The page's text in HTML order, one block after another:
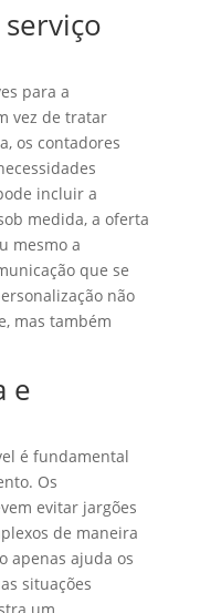
para a
vez de tratar
os contadores
incluir a
medida, a oferta
mesmo a
que se
não
mas também
e
é fundamental
Os
evitar jargões
de maneira
apenas ajuda os
situações